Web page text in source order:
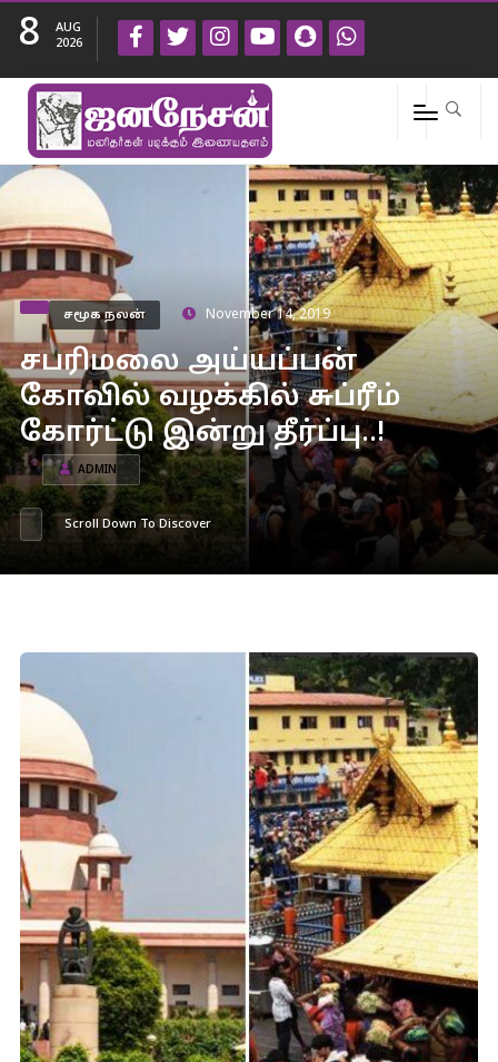
8
AUG
2026
சமூக நலன் November 14, 2019
சபரிமலை அய்யப்பன்
கோவில் வழக்கில் சுப்ரீம்
கோர்ட்டு இன்று தீர்ப்பு..!
ADMIN
Scroll Down To Discover